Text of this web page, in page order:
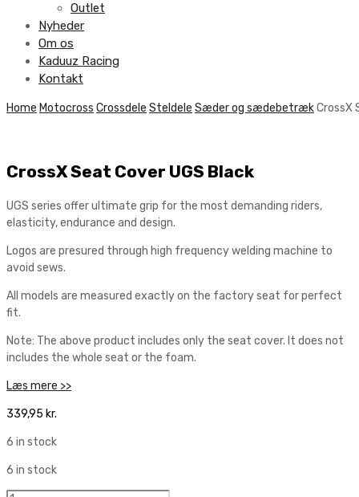
Outlet
Nyheder
Om os
Kaduuz Racing
Kontakt
Skip
Home Motocross Crossdele Steldele Sæder og sædebetrækCrossX
CrossX Seat Cover UGS Black
UGS series offer ultimate grip for the most demanding riders,
elasticity, endurance and design.
Logos are presured through high frequency welding machine to
avoid sews.
All models are measured exactly on the factory seat for perfect
fit.
Note: The above product includes only the seat cover. It does not
includes the whole seat or the foam.
Læs mere >>
339,95 kr.
6 in stock
6 in stock